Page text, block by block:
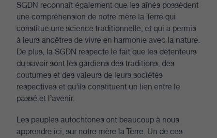
SGDN reconnaît également que les aînés possèdent
une compréhension de notre mère la Terre qui
constitue une science traditionnelle, et qui a permis
à leurs ancêtres de vivre en harmonie avec la nature.
De plus, la SGDN respecte le fait que les détenteurs
du savoir sont les gardiens des traditions, des
coutumes et des valeurs de leurs sociétés
respectives et qu’ils constituent un lien entre le
passé et l’avenir.
Les peuples autochtones ont beaucoup à nous
apprendre ici, sur notre mère la Terre. Un de ces